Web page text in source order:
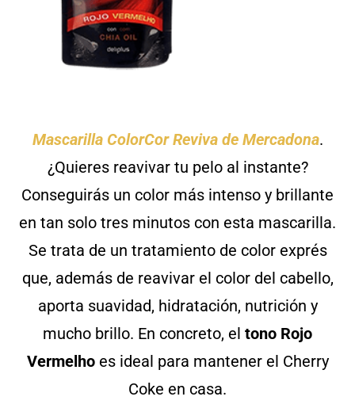
Mascarilla ColorCor Reviva de Mercadona.
¿Quieres reavivar tu pelo al instante?
Conseguirás un color más intenso y brillante
en tan solo tres minutos con esta mascarilla.
Se trata de un tratamiento de color exprés
que, además de reavivar el color del cabello,
aporta suavidad, hidratación, nutrición y
mucho brillo. En concreto, el tono Rojo
Vermelhoes ideal para mantener el Cherry
Coke en casa.